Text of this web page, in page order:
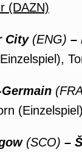
(DAZN)
City (ENG) –
(SCO) –